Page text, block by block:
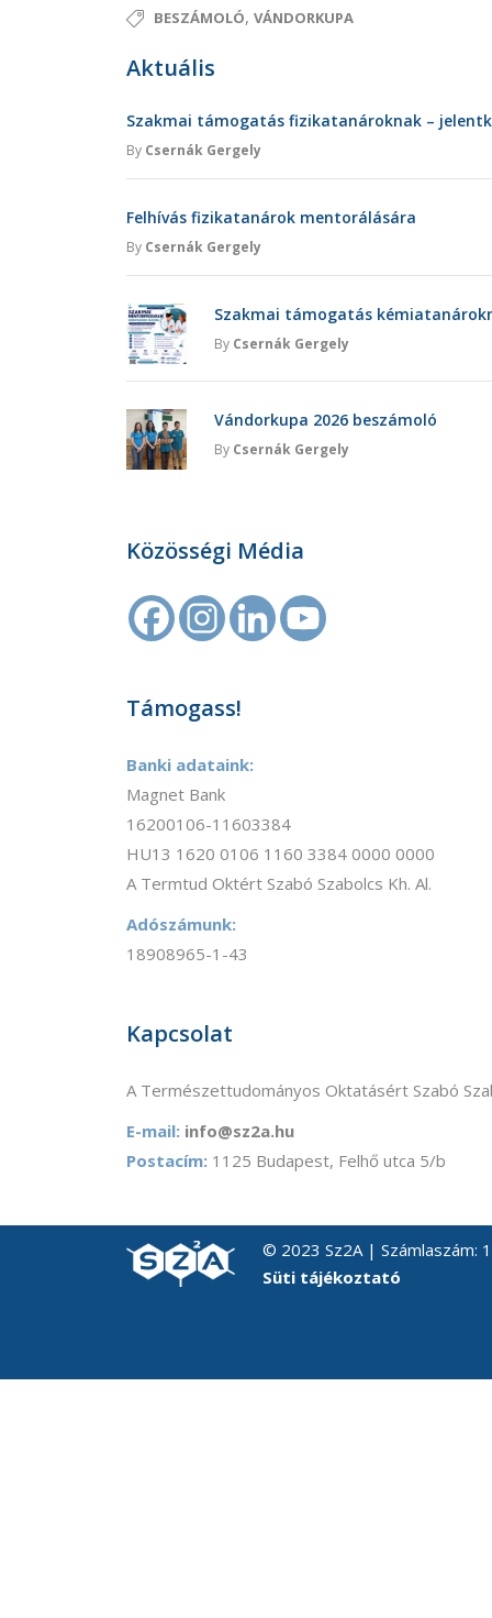
BESZÁMOLÓ, VÁNDORKUPA
Aktuális
Szakmai támogatás fizikatanároknak –
By Csernák Gergely
Felhívás fizikatanárok mentorálására
By Csernák Gergely
Szakmai támogatás
By Csernák Gergely
Vándorkupa 2026 beszámoló
By Csernák Gergely
Közösségi Média
Támogass!
Banki adataink:
Magnet Bank
16200106-11603384
HU13 1620 0106 1160 3384 0000 0000
A Termtud Oktért Szabó Szabolcs Kh. Al.
Adószámunk:
18908965-1-43
Kapcsolat
A Természettudományos Oktatásért Szabó
E-mail: info@sz2a.hu
Postacím: 1125 Budapest, Felhő utca 5/b
© 2023 Sz2A | Számlaszám:
Süti tájékoztató